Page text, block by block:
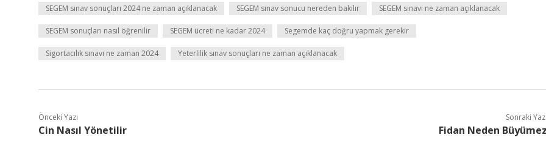
SEGEM sınav sonuçları 2024 ne zaman açıklanacak SEGEM sınav sonucu nereden bakılır SEGEM sınavı ne zaman açıklanacak
SEGEM sonuçları nasıl öğrenilir SEGEM ücreti ne kadar 2024 Segemde kaç doğru yapmak gerekir
Sigortacılık sınavı ne zaman 2024 Yeterlilik sınav sonuçları ne zaman açıklanacak
Önceki Yazı
Cin Nasıl Yönetilir
Sonraki Yazı
Fidan Neden Büyümez